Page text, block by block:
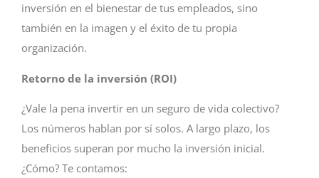
inversión en el bienestar de tus empleados, sino
también en la imagen y el éxito de tu propia
organización.
Retorno de la inversión (ROI)
¿Vale la pena invertir en un seguro de vida colectivo?
Los números hablan por sí solos. A largo plazo, los
beneficios superan por mucho la inversión inicial.
¿Cómo? Te contamos: